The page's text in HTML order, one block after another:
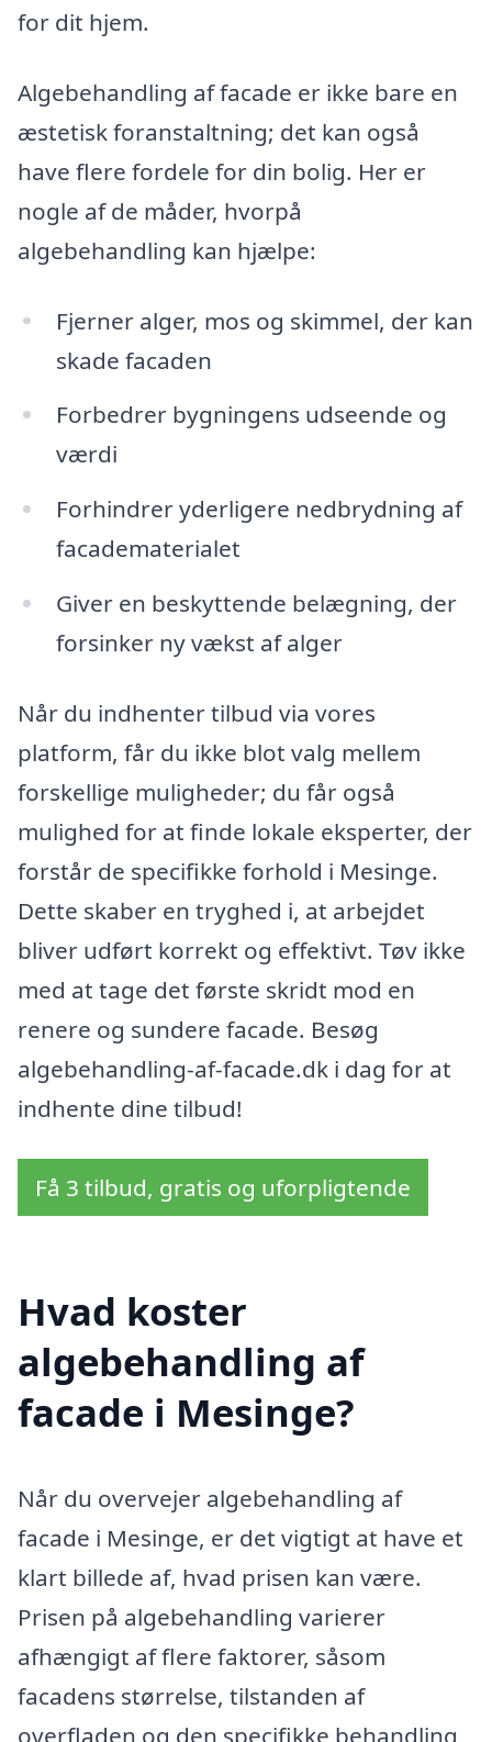
for dit hjem.
Algebehandling af facade er ikke bare en
æstetisk foranstaltning; det kan også
have flere fordele for din bolig. Her er
nogle af de måder, hvorpå
algebehandling kan hjælpe:
Fjerner alger, mos og skimmel, der kan
skade facaden
Forbedrer bygningens udseende og
værdi
Forhindrer yderligere nedbrydning af
facadematerialet
Giver en beskyttende belægning, der
forsinker ny vækst af alger
Når du indhenter tilbud via vores
platform, får du ikke blot valg mellem
forskellige muligheder; du får også
mulighed for at finde lokale eksperter, der
forstår de specifikke forhold i Mesinge.
Dette skaber en tryghed i, at arbejdet
bliver udført korrekt og effektivt. Tøv ikke
med at tage det første skridt mod en
renere og sundere facade. Besøg
algebehandling-af-facade.dk i dag for at
indhente dine tilbud!
Få 3 tilbud, gratis og uforpligtende
Hvad koster
algebehandling af
facade i Mesinge?
Når du overvejer algebehandling af
facade i Mesinge, er det vigtigt at have et
klart billede af, hvad prisen kan være.
Prisen på algebehandling varierer
afhængigt af flere faktorer, såsom
facadens størrelse, tilstanden af
overfladen og den specifikke behandling,